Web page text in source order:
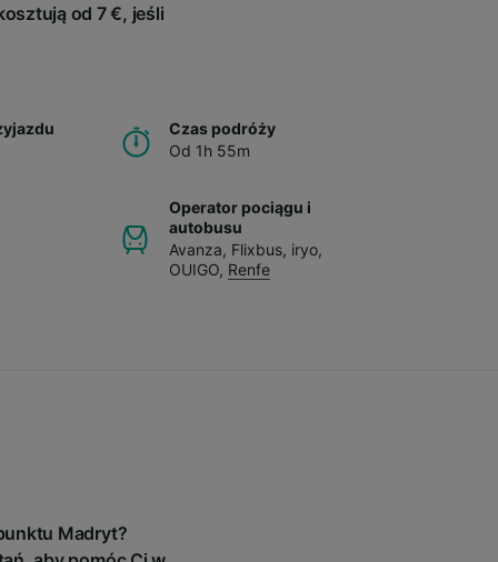
od 7 €, jeśli
Czas podróży
Od 1h 55m
Operator pociągu i
autobusu
Avanza, Flixbus, iryo,
OUIGO, Renfe
Madryt?